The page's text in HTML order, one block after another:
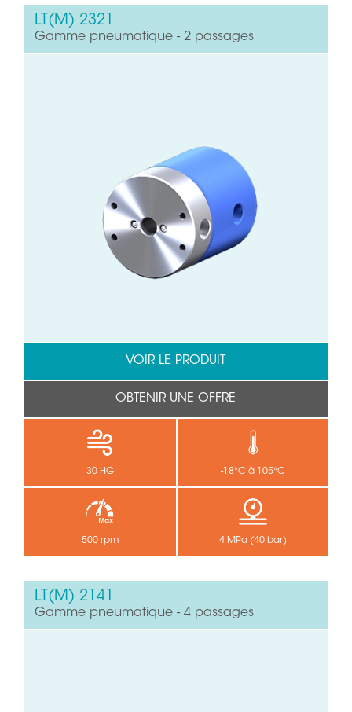
LT(M) 2321
Gamme pneumatique - 2 passages
30 HG -18°C à 105°C
500 rpm 4 MPa (40 bar)
VOIR LE PRODUIT
OBTENIR UNE OFFRE
LT(M) 2141
Gamme pneumatique - 4 passages